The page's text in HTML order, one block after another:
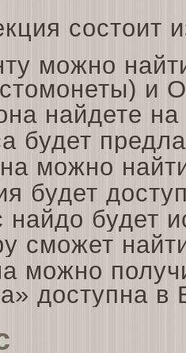
состоит
можно
и
найдете
будет
можно
будет
найдо будет
сможет
можно
доступна в